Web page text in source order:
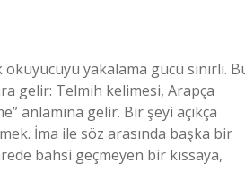
yakalama gücü sınırlı.
gelir: Telmih kelimesi, Arapça
İma ile söz arasında başka bir
bahsi geçmeyen bir kıssaya,